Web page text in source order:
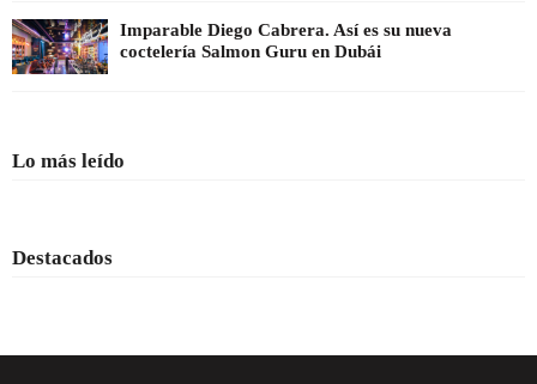
Imparable Diego Cabrera. Así es su nueva
coctelería Salmon Guru en Dubái
Lo más leído
Destacados